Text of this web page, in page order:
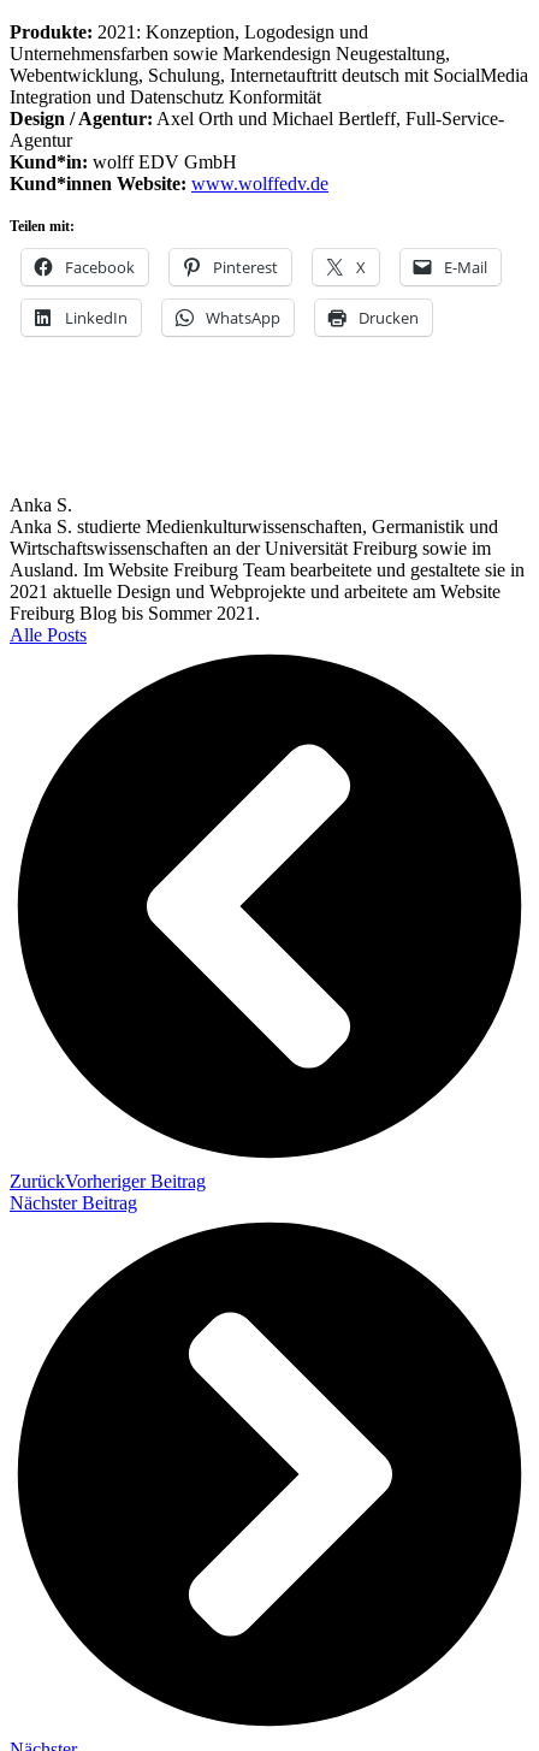
Produkte: 2021: Konzeption, Logodesign und
Unternehmensfarben sowie Markendesign Neugestaltung,
Webentwicklung, Schulung, Internetauftritt deutsch mit SocialMedia
Integration und Datenschutz Konformität
Design / Agentur: Axel Orth und Michael Bertleff, Full-Service-
Agentur
Kund*in: wolff EDV GmbH
Kund*innen Website: www.wolffedv.de
Teilen mit:
Facebook Pinterest X E-Mail
LinkedIn WhatsApp Drucken
Anka S.
Anka S. studierte Medienkulturwissenschaften, Germanistik und
Wirtschaftswissenschaften an der Universität Freiburg sowie im
Ausland. Im Website Freiburg Team bearbeitete und gestaltete sie in
2021 aktuelle Design und Webprojekte und arbeitete am Website
Freiburg Blog bis Sommer 2021.
Alle Posts
ZurückVorheriger Beitrag
Nächster Beitrag